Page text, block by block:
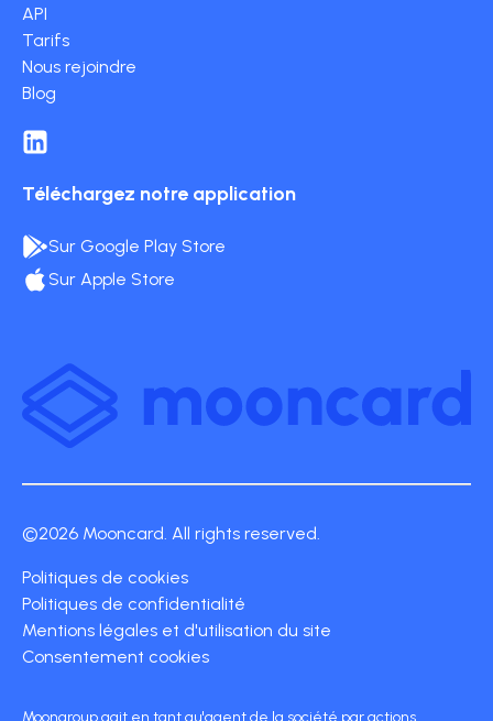
API
Tarifs
Nous rejoindre
Blog
Téléchargez notre application
Sur Google Play Store
Sur Apple Store
©2026 Mooncard. All rights reserved.
Politiques de cookies
Politiques de confidentialité
Mentions légales et d'utilisation du site
Consentement cookies
Moongroup agit en tant qu'agent de la société par actions